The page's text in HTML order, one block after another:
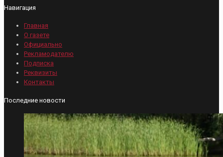
Навигация
Главная
О газете
Официально
Рекламодателю
Подписка
Реквизиты
Контакты
Последние новости